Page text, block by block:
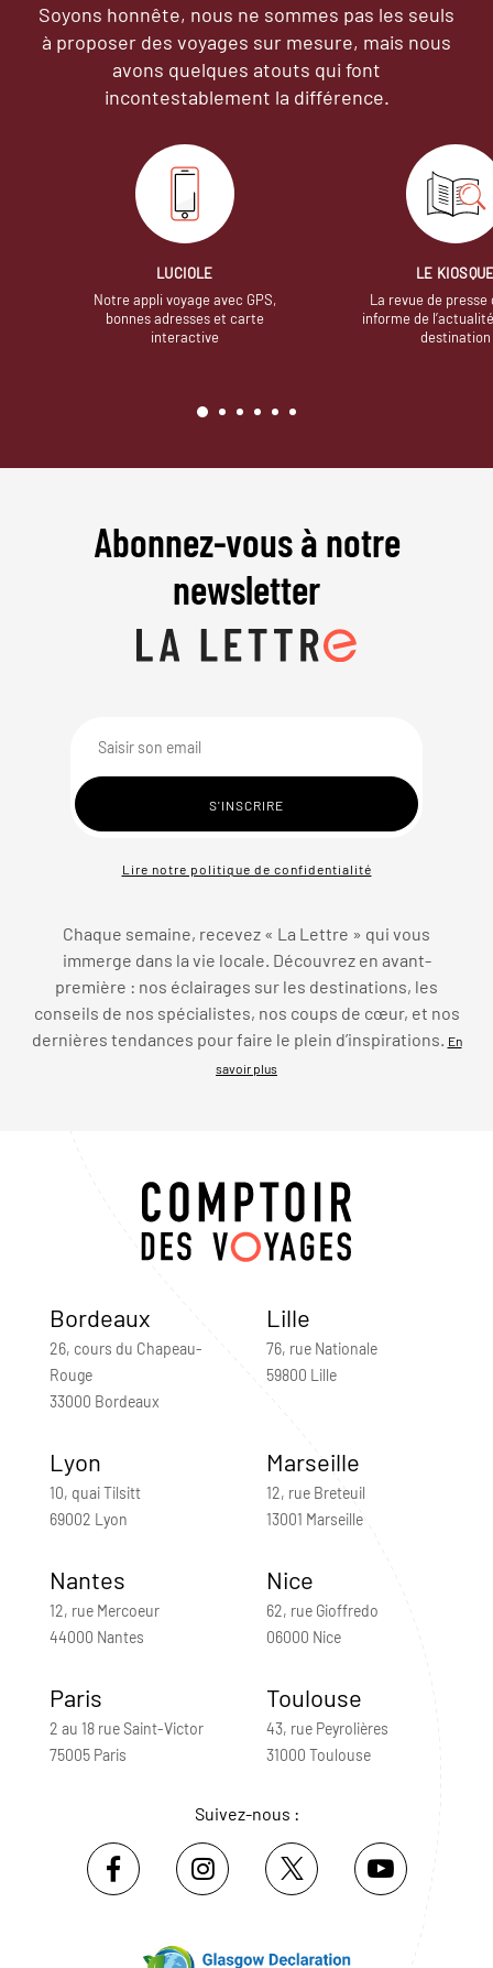
Soyons honnête, nous ne sommes pas les seuls
à proposer des voyages sur mesure, mais nous
avons quelques atouts qui font
incontestablement la différence.
LUCIOLE
Notre appli voyage avec GPS,
bonnes adresses et carte
interactive
LE
La revue de presse
informe de
destination
Abonnez-vous à notre
newsletter
Lire notre politique de confidentialité
Chaque semaine, recevez « La Lettre » qui vous
immerge dans la vie locale. Découvrez en avant-
première : nos éclairages sur les destinations, les
conseils de nos spécialistes, nos coups de cœur, et nos
dernières tendances pour faire le plein d’inspirations.
En
savoir plus
Bordeaux
26, cours du Chapeau-
Rouge
33000 Bordeaux
Lille
76, rue Nationale
59800 Lille
Lyon
10, quai Tilsitt
69002 Lyon
Marseille
12, rue Breteuil
13001 Marseille
Nantes
12, rue Mercoeur
44000 Nantes
Nice
62, rue Gioffredo
06000 Nice
Paris
2 au 18 rue Saint-Victor
75005 Paris
Toulouse
43, rue Peyrolières
31000 Toulouse
Suivez-nous :